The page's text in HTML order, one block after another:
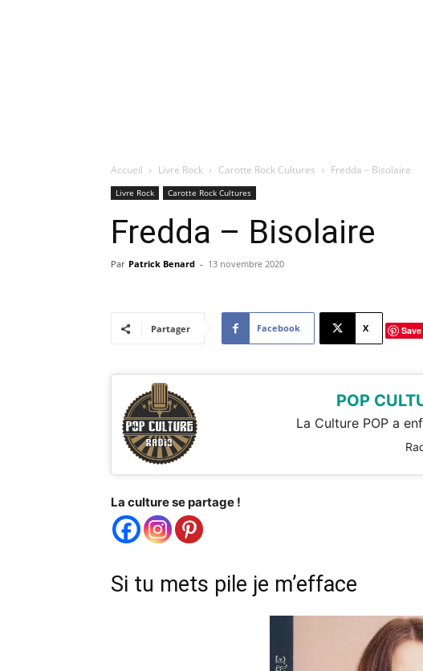
Accueil Livre Rock Carotte Rock Cultures Fredda – Bisolaire
Livre Rock Carotte Rock Cultures
Fredda – Bisolaire
Par Patrick Benard - 13 novembre 2020
Partager Facebook X Save
POP
La Culture POP a
La culture se partage !
Si tu mets pile je m’efface